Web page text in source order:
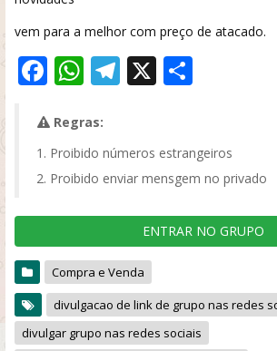
vem para a melhor com preço de atacado.
Facebook
WhatsApp
Telegram
X
Regras:
Proibido números estrangeiros
Proibido enviar mensgem no privado
ENTRAR NO GRUPO
Compra e Venda
divulgacao de link de grupo nas redes
divulgar grupo nas redes sociais